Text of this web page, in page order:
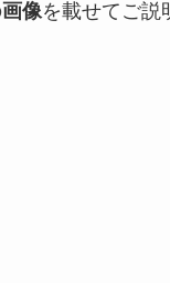
画像を載せてご説